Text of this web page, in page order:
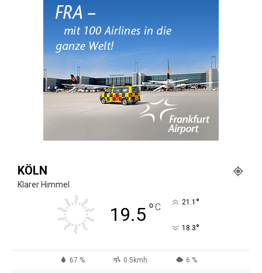
KÖLN
Klarer Himmel
19.5°C 21.1 °
18.3°
67 % 0.5kmh 6 %